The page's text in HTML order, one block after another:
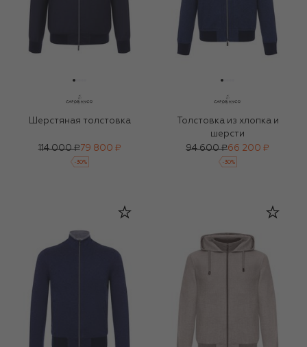
Шерстяная толстовка
114 000 ₽79 800 ₽
-30%
Толстовка из хлопка и
шерсти
94 600 ₽66 200 ₽
-30%